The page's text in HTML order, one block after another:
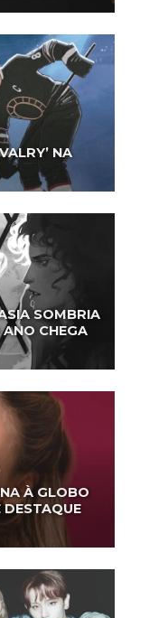
NA
SOMBRIA
CHEGA
À GLOBO
DESTAQUE